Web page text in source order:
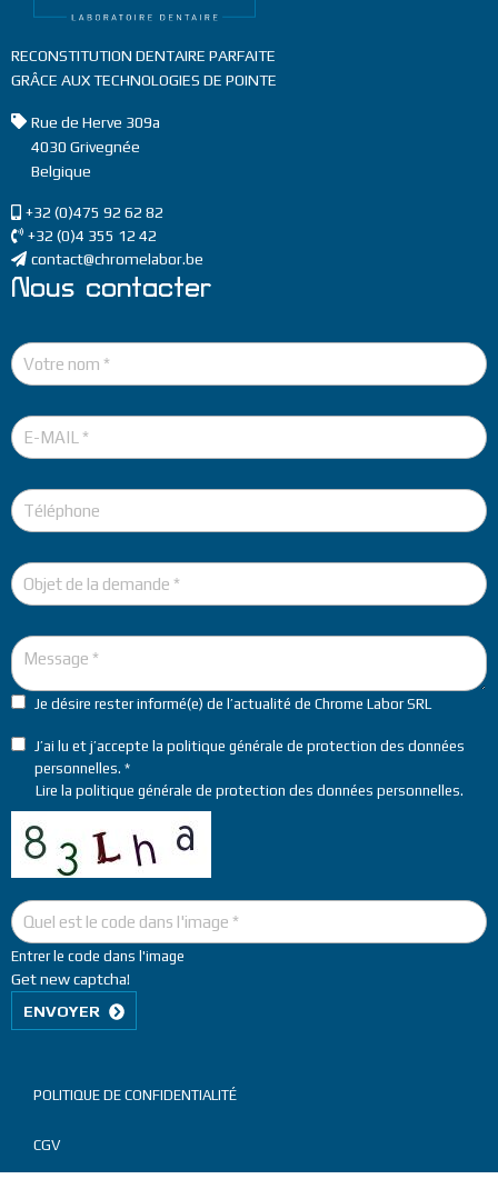
RECONSTITUTION DENTAIRE PARFAITE
GRÂCE AUX TECHNOLOGIES DE POINTE
Address
Rue de Herve 309a
4030 Grivegnée
Belgique
GSM
+32 (0)475 92 62 82
Téléphone
+32 (0)4 355 12 42
Email
contact@chromelabor.be
Nous contacter
Je désire rester informé(e) de l’actualité de Chrome Labor SRL
J’ai lu et j’accepte la politique générale de protection des données
personnelles.
Lire la politique générale de protection des données personnelles.
Entrer le code dans l'image
Get new captcha!
ENVOYER
Menu
de
POLITIQUE DE CONFIDENTIALITÉ
CGV